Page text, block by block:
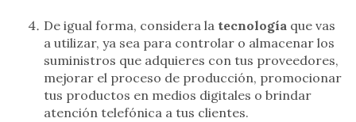
De igual forma, considera la tecnología que vas
a utilizar, ya sea para controlar o almacenar los
suministros que adquieres con tus proveedores,
mejorar el proceso de producción, promocionar
tus productos en medios digitales o brindar
atención telefónica a tus clientes.